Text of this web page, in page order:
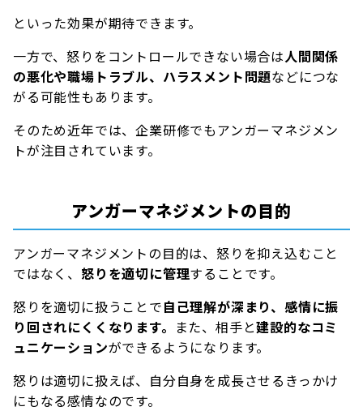
といった効果が期待できます。
一方で、怒りをコントロールできない場合は人間関係
の悪化や職場トラブル、ハラスメント問題などにつな
がる可能性もあります。
そのため近年では、企業研修でもアンガーマネジメン
トが注目されています。
アンガーマネジメントの目的
アンガーマネジメントの目的は、怒りを抑え込むこと
ではなく、 怒りを適切に管理することです。
怒りを適切に扱うことで自己理解が深まり、感情に振
り回されにくくなります。 また、相手と建設的なコミ
ュニケーションができるようになります。
怒りは適切に扱えば、自分自身を成長させるきっかけ
にもなる感情なのです。